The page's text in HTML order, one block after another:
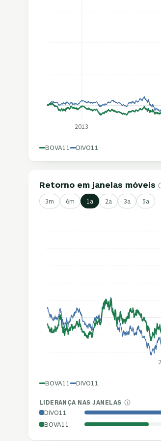
2013
BOVA11 DIVO11
Retorno em janelas móveis
3m 6m 1a 2a 3a 5a
BOVA11 DIVO11
LIDERANÇA NAS JANELAS
DIVO11
BOVA11